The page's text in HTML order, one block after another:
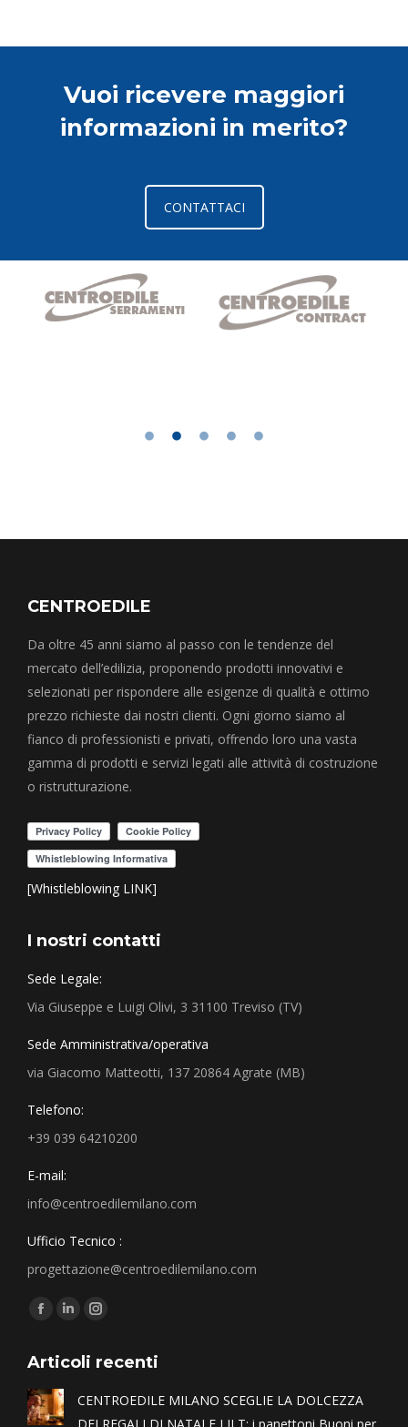
Vuoi ricevere maggiori
informazioni in merito?
CONTATTACI
CENTROEDILE
Da oltre 45 anni siamo al passo con le tendenze del
mercato dell’edilizia, proponendo prodotti innovativi e
selezionati per rispondere alle esigenze di qualità e ottimo
prezzo richieste dai nostri clienti. Ogni giorno siamo al
fianco di professionisti e privati, offrendo loro una vasta
gamma di prodotti e servizi legati alle attività di costruzione
o ristrutturazione.
[Whistleblowing LINK]
I nostri contatti
Sede Legale:
Via Giuseppe e Luigi Olivi, 3 31100 Treviso (TV)
Sede Amministrativa/operativa
via Giacomo Matteotti, 137 20864 Agrate (MB)
Telefono:
+39 039 64210200
E-mail:
info@centroedilemilano.com
Ufficio Tecnico :
progettazione@centroedilemilano.com
Find us on:
Articoli recenti
CENTROEDILE MILANO SCEGLIE LA DOLCEZZA